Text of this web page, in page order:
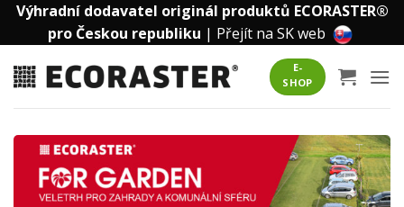
Přeskočit
Výhradní dodavatel originál produktů ECORASTER®
pro Českou republiku | Přejít na SK web
E-
SHOP